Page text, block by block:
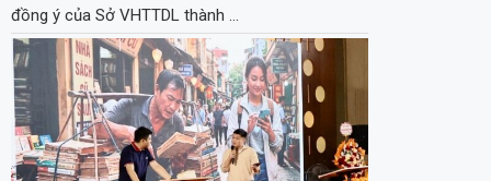
đồng ý của Sở VHTTDL thành …